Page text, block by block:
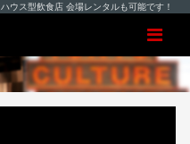
ウス型飲食店 会場レンタルも可能です！